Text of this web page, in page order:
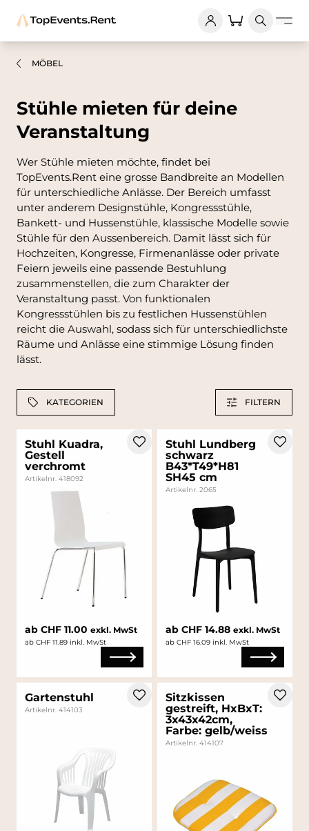
MÖBEL
Stühle mieten für deine
Veranstaltung
Wer Stühle mieten möchte, findet bei
TopEvents.Rent eine grosse Bandbreite an Modellen
für unterschiedliche Anlässe. Der Bereich umfasst
unter anderem Designstühle, Kongressstühle,
Bankett- und Hussenstühle, klassische Modelle sowie
Stühle für den Aussenbereich. Damit lässt sich für
Hochzeiten, Kongresse, Firmenanlässe oder private
Feiern jeweils eine passende Bestuhlung
zusammenstellen, die zum Charakter der
Veranstaltung passt. Von funktionalen
Kongressstühlen bis zu festlichen Hussenstühlen
reicht die Auswahl, sodass sich für unterschiedlichste
Räume und Anlässe eine stimmige Lösung finden
lässt.
KATEGORIEN FILTERN
Stuhl Kuadra,
Gestell
verchromt
Artikelnr. 418092
ab CHF 11.00 exkl. MwSt
ab CHF 11.89 inkl. MwSt
Stuhl Lundberg
schwarz
B43*T49*H81
SH45 cm
Artikelnr. 2065
ab CHF 14.88 exkl. MwSt
ab CHF 16.09 inkl. MwSt
Gartenstuhl
Artikelnr. 414103
Sitzkissen
gestreift, HxBxT:
3x43x42cm,
Farbe: gelb/weiss
Artikelnr. 414107